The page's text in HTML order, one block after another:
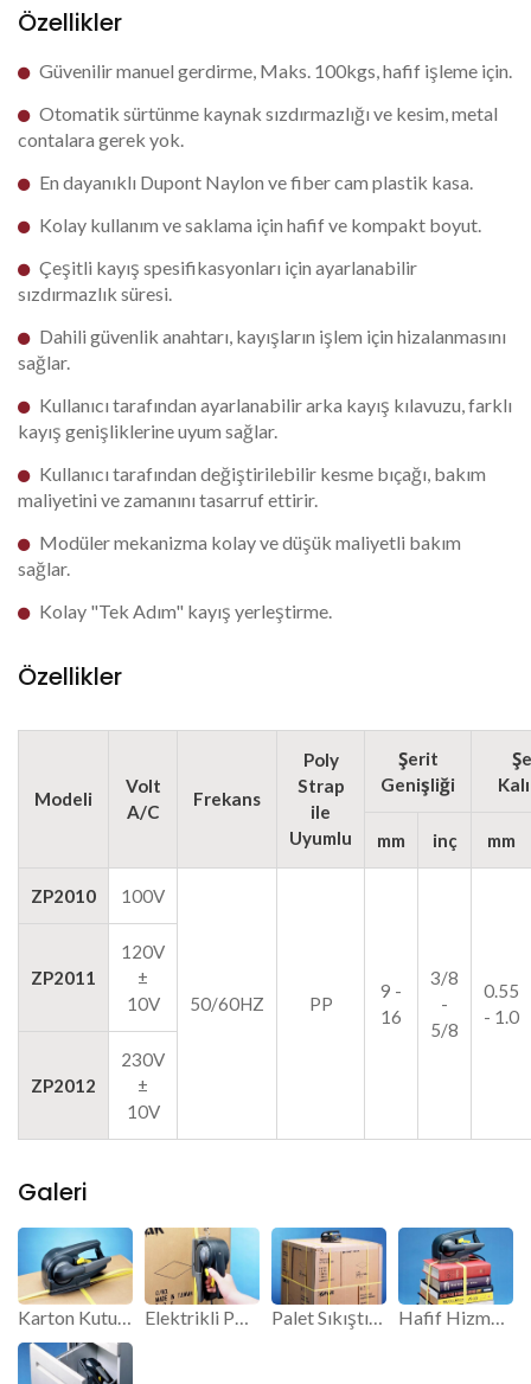
Özellikler
Güvenilir manuel gerdirme, Maks. 100kgs, hafif işleme için.
Otomatik sürtünme kaynak sızdırmazlığı ve kesim, metal
contalara gerek yok.
En dayanıklı Dupont Naylon ve fiber cam plastik kasa.
Kolay kullanım ve saklama için hafif ve kompakt boyut.
Çeşitli kayış spesifikasyonları için ayarlanabilir
sızdırmazlık süresi.
Dahili güvenlik anahtarı, kayışların işlem için hizalanmasını
sağlar.
Kullanıcı tarafından ayarlanabilir arka kayış kılavuzu, farklı
kayış genişliklerine uyum sağlar.
Kullanıcı tarafından değiştirilebilir kesme bıçağı, bakım
maliyetini ve zamanını tasarruf ettirir.
Modüler mekanizma kolay ve düşük maliyetli bakım
sağlar.
Kolay "Tek Adım" kayış yerleştirme.
Özellikler
Modeli
Volt
A/C
Frekans
Poly
Strap
ile
Uyumlu
Şerit
Genişliği
mm inç mm
ZP2010 100V
50/60HZ PP
9 -
16
3/8
-
5/8
0.55
- 1.0
ZP2011
120V
±
10V
ZP2012
230V
±
10V
Galeri